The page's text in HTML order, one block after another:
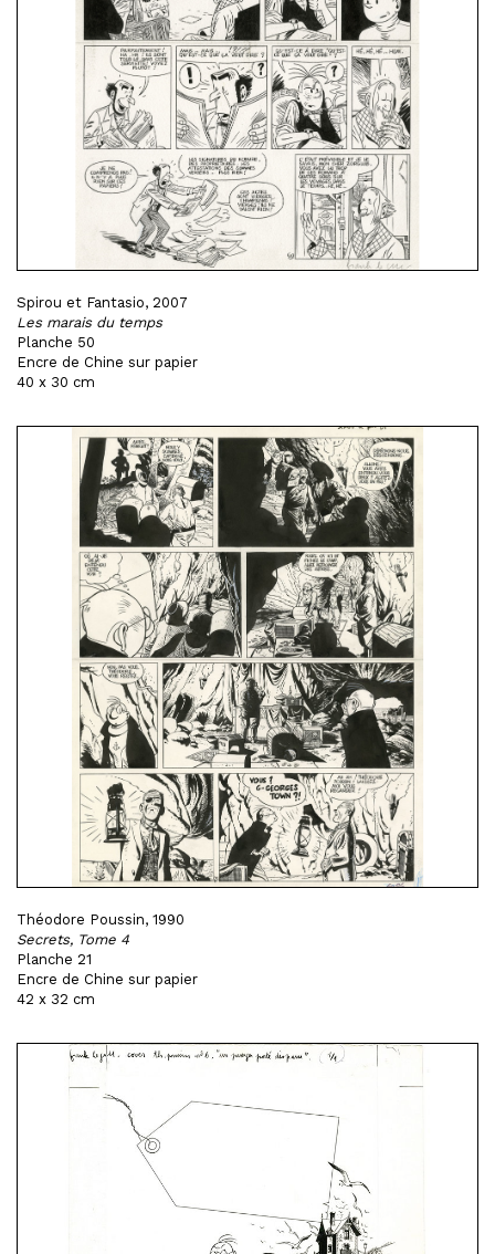
Spirou et Fantasio, 2007
Les marais du temps
Planche 50
Encre de Chine sur papier
40 x 30 cm
Théodore Poussin, 1990
Secrets, Tome 4
Planche 21
Encre de Chine sur papier
42 x 32 cm